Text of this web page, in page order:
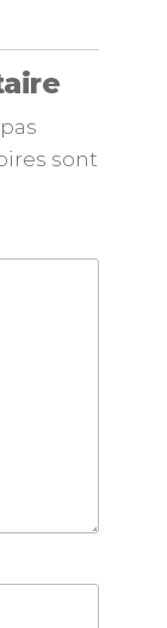
sont